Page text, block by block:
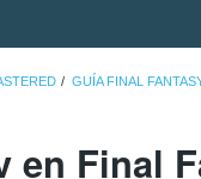
GUÍA FINAL
en Final